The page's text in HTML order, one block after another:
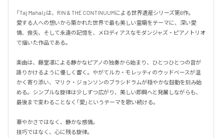
「Taj Mahal」は、RIN & THE CONTINUUMによる世界遺産シリーズ第6作。
愛する人への想いから築かれた世界で最も美しい霊廟をテーマに、深い愛
情、喪失、そして永遠の記憶を、メロディアスなモダンジャズ・ピアノトリオ
で描いた作品である。
楽曲は、藤堂凛による静かなピアノの独奏から始まり、ひとつひとつの音が
語りかけるように優しく響く。やがてルカ・モレッティのウッドベースが温
かく寄り添い、マリク・ジョンソンのブラシドラムが穏やかな鼓動を刻み始
める。シンプルな旋律は少しずつ広がり、美しい即興へと発展しながらも、
最後まで変わることなく「愛」というテーマを歌い続ける。
華やかさではなく、静かな感情。
技巧ではなく、心に残る旋律。